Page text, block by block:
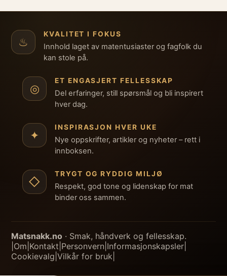
♨
KVALITET I FOKUS
Innhold laget av matentusiaster og fagfolk du
kan stole på.
◎
ET ENGASJERT FELLESSKAP
Del erfaringer, still spørsmål og bli inspirert
hver dag.
✦
INSPIRASJON HVER UKE
Nye oppskrifter, artikler og nyheter – rett i
innboksen.
◇
TRYGT OG RYDDIG MILJØ
Respekt, god tone og lidenskap for mat
binder oss sammen.
Matsnakk.no · Smak, håndverk og fellesskap.
Om Kontakt Personvern Informasjonskapsler
Cookievalg Vilkår for bruk